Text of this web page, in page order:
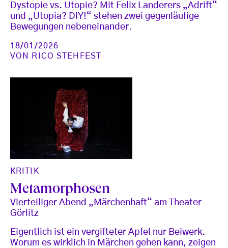
Dystopie vs. Utopie? Mit Felix Landerers „Adrift“
und „Utopia? DIY!“ stehen zwei gegenläufige
Bewegungen nebeneinander.
18/01/2026
VON
RICO STEHFEST
KRITIK
Metamorphosen
Vierteiliger Abend „Märchenhaft“ am Theater
Görlitz
Eigentlich ist ein vergifteter Apfel nur Beiwerk.
Worum es wirklich in Märchen gehen kann, zeigen